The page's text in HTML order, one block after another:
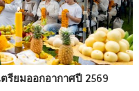
ตรียมออกอากาศปี 2569